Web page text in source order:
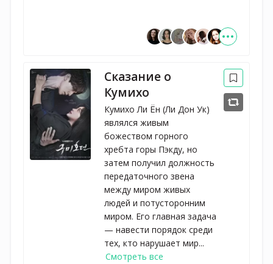
Сказание о
Кумихо
Кумихо Ли Ён (Ли Дон Ук)
являлся живым
божеством горного
хребта горы Пэкду, но
затем получил должность
передаточного звена
между миром живых
людей и потусторонним
миром. Его главная задача
— навести порядок среди
тех, кто нарушает мир...
Смотреть все